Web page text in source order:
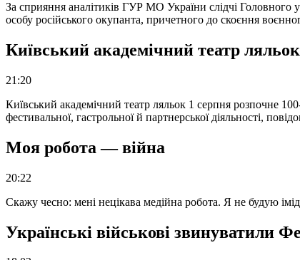
За сприяння аналітиків ГУР МО України слідчі Головного
особу російського окупанта, причетного до скоєння
Київський академічний театр
21:20
Київський академічний театр ляльок 1 серпня розпочне
фестивальної, гастрольної й партнерської діяльності,
Моя робота — війна
20:22
Скажу чесно: мені нецікава медійна робота. Я не будую
Українські військові звинуватили